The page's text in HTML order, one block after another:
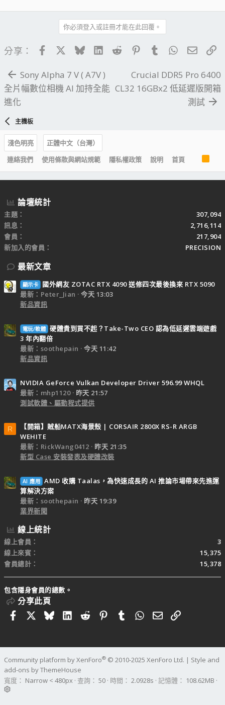
你必須登入或註冊才能在此回覆。
分享： FacebookBlueskyLinkedIn
Reddit PinterestTumblrWhatsApp
電子
Sony Alpha 7 V ( A7V )
全片幅數位相機 AI 加持全能
進化
Crucial DDR5 Pro 6400
CL32 16GBx2 低延遲版開箱
測試
主機板
淺色明亮
正體中文（台灣）
連絡我們
使用條款與網站規範 隱私權政策 說明 首頁
R
S
S
論壇統計
主題
307,094
訊息
2,716,114
會員
217,904
新加入的會員
PRECISION
最新文章
顯示卡
國外網友 ZOTAC RTX 4090 送修四次最後換來 RTX 5090
最新：Peter_Jian
今天 13:03
新品資訊
電玩/軟體 硬體貴到買不起？Take-Two CEO 認為低延遲雲端遊戲
3 年內翻倍
最新：soothepain
今天 11:42
新品資訊
NVIDIA GeForce Vulkan Developer Driver 596.99 WHQL
最新：mhp1120
昨天 21:57
測試軟體、驅動程式提供
R
【開箱】賊船MATX海景殼 | CORSAIR 2800X RS-R ARGB
WEHITE
最新：RickWang0412
昨天 21:35
新型 Case 安裝發表及硬體改裝
AI 應用 AMD 收購 Taalas，為快速成長的 AI 推論市場帶來先進運
算解決方案
最新：soothepain
昨天 19:39
業界新聞
線上統計
線上會員
3
線上來賓
15,375
會員總計
15,378
包含隱身會員的總數。
分享此頁
FacebookBlueskyLinkedIn
RedditPinterestTumblrWhatsApp
電子郵件
連結
Community platform by XenForo® © 2010-2025 XenForo Ltd. | Style and
add-ons by ThemeHouse
寬度
查詢 50 時間 2.0928s 記憶體 108.62MB